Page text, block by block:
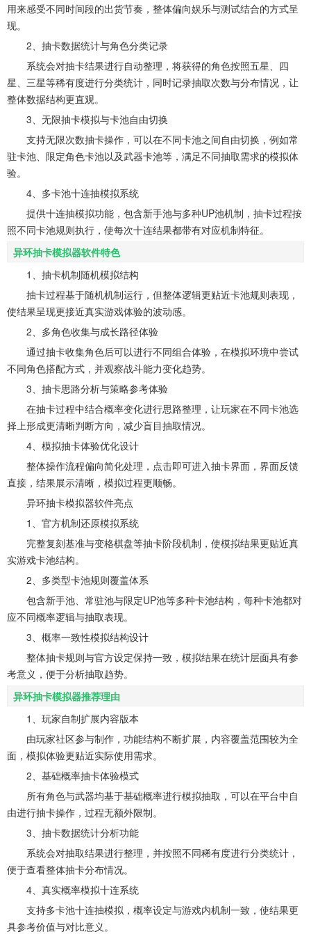
用来感受不同时间段的出货节奏，整体偏向娱乐与测试结合的方式呈
现。
2、抽卡数据统计与角色分类记录
系统会对抽卡结果进行自动整理，将获得的角色按照五星、四
星、三星等稀有度进行分类统计，同时记录抽取次数与分布情况，让
整体数据结构更直观。
3、无限抽卡模拟与卡池自由切换
支持无限次数抽卡操作，可以在不同卡池之间自由切换，例如常
驻卡池、限定角色卡池以及武器卡池等，满足不同抽取需求的模拟体
验。
4、多卡池十连抽模拟系统
提供十连抽模拟功能，包含新手池与多种UP池机制，抽卡过程按
照不同卡池规则执行，使每次十连结果都带有对应机制特征。
异环抽卡模拟器软件特色
1、抽卡机制随机模拟结构
抽卡过程基于随机机制运行，但整体逻辑更贴近卡池规则表现，
使结果呈现更接近真实游戏体验的波动感。
2、多角色收集与成长路径体验
通过抽卡收集角色后可以进行不同组合体验，在模拟环境中尝试
不同角色搭配方式，并观察战斗能力变化趋势。
3、抽卡思路分析与策略参考体验
在抽卡过程中结合概率变化进行思路整理，让玩家在不同卡池选
择上形成更清晰判断方向，减少盲目抽取情况。
4、模拟抽卡体验优化设计
整体操作流程偏向简化处理，点击即可进入抽卡界面，界面反馈
直接，结果展示清晰，模拟过程更顺畅。
异环抽卡模拟器软件亮点
1、官方机制还原模拟系统
完整复刻基准与变格棋盘等抽卡阶段机制，使模拟结果更贴近真
实游戏卡池结构。
2、多类型卡池规则覆盖体系
包含新手池、常驻池与限定UP池等多种卡池结构，每种卡池都对
应不同概率逻辑与抽取表现。
3、概率一致性模拟结构设计
整体抽卡规则与官方设定保持一致，模拟结果在统计层面具有参
考意义，便于分析抽取趋势。
异环抽卡模拟器推荐理由
1、玩家自制扩展内容版本
由玩家社区参与制作，功能结构不断扩展，内容覆盖范围较为全
面，模拟体验更贴近实际使用需求。
2、基础概率抽卡体验模式
所有角色与武器均基于基础概率进行模拟抽取，可以在平台中自
由进行抽卡操作，过程无额外限制。
3、抽卡数据统计分析功能
系统会对抽取结果进行整理，并按照不同稀有度进行分类统计，
便于查看整体抽卡分布情况。
4、真实概率模拟十连系统
支持多卡池十连抽模拟，概率设定与游戏内机制一致，使结果更
具参考价值与对比意义。